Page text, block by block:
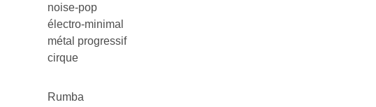
noise-pop
électro-minimal
métal progressif
cirque
Rumba